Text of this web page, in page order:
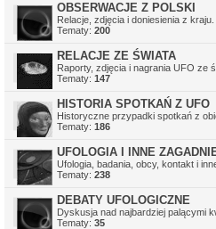
OBSERWACJE Z POLSKI
Relacje, zdjęcia i doniesienia z kraju.
Tematy: 200
RELACJE ZE ŚWIATA
Raporty, zdjęcia i nagrania UFO ze
Tematy: 147
HISTORIA SPOTKAŃ Z UFO
Historyczne przypadki spotkań z
Tematy: 186
UFOLOGIA I INNE
Ufologia, badania, obcy, kontakt i
Tematy: 238
DEBATY UFOLOGICZNE
Dyskusja nad najbardziej palącymi
Tematy: 35